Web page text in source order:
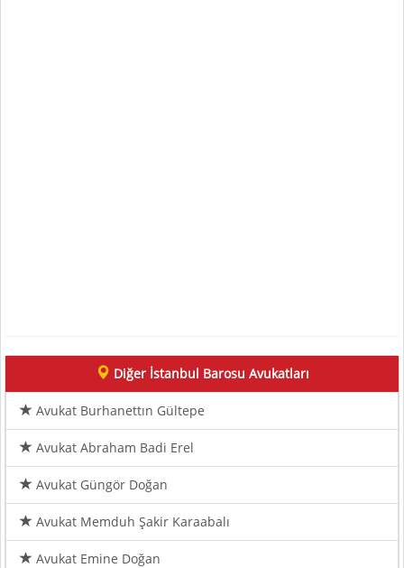
Diğer İstanbul Barosu Avukatları
Avukat Burhanettın Gültepe
Avukat Abraham Badi Erel
Avukat Güngör Doğan
Avukat Memduh Şakir Karaabalı
Avukat Emine Doğan